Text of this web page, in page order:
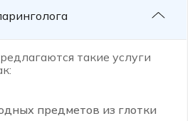
такие услуги
предметов из глотки